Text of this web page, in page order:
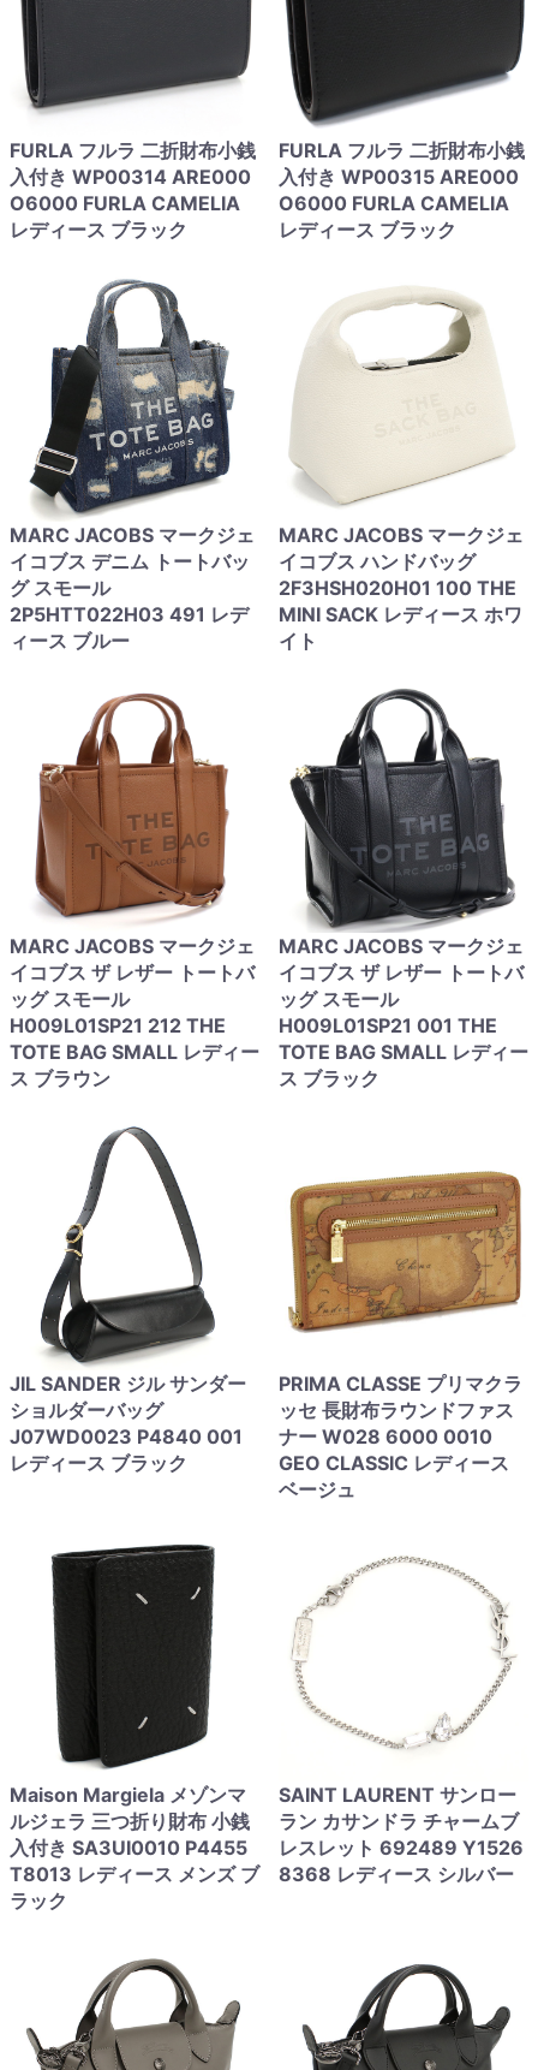
FURLA フルラ 二折財布小銭
入付き WP00314 ARE000
O6000 FURLA CAMELIA
レディース ブラック
FURLA フルラ 二折財布小銭
入付き WP00315 ARE000
O6000 FURLA CAMELIA
レディース ブラック
MARC JACOBS マークジェ
イコブス デニム トートバッ
グ スモール
2P5HTT022H03 491 レデ
ィース ブルー
MARC JACOBS マークジェ
イコブス ハンドバッグ
2F3HSH020H01 100 THE
MINI SACK レディース ホワ
イト
MARC JACOBS マークジェ
イコブス ザ レザー トートバ
ッグ スモール
H009L01SP21 212 THE
TOTE BAG SMALL レディー
ス ブラウン
MARC JACOBS マークジェ
イコブス ザ レザー トートバ
ッグ スモール
H009L01SP21 001 THE
TOTE BAG SMALL レディー
ス ブラック
JIL SANDER ジル サンダー
ショルダーバッグ
J07WD0023 P4840 001
レディース ブラック
PRIMA CLASSE プリマクラ
ッセ 長財布ラウンドファス
ナー W028 6000 0010
GEO CLASSIC レディース
ベージュ
Maison Margiela メゾンマ
ルジェラ 三つ折り財布 小銭
入付き SA3UI0010 P4455
T8013 レディース メンズ ブ
ラック
SAINT LAURENT サンロー
ラン カサンドラ チャームブ
レスレット 692489 Y1526
8368 レディース シルバー